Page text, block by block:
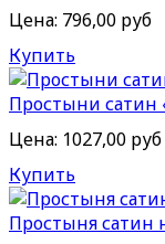
Цена: 796,00 руб
Купить
Простыни сатин
Цена: 1027,00 руб
Купить
Простыня сатин